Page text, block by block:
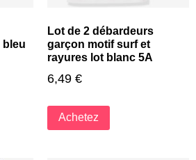
bleu
Lot de 2 débardeurs
garçon motif surf et
rayures lot blanc 5A
6,49 €
Achetez